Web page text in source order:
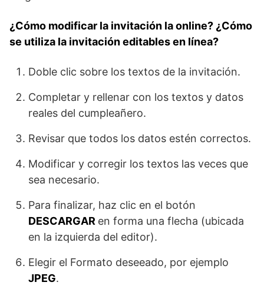
¿Cómo modificar la invitación la online? ¿Cómo
se utiliza la invitación editables en línea?
Doble clic sobre los textos de la invitación.
Completar y rellenar con los textos y datos
reales del cumpleañero.
Revisar que todos los datos estén correctos.
Modificar y corregir los textos las veces que
sea necesario.
Para finalizar, haz clic en el botón
DESCARGAR en forma una flecha (ubicada
en la izquierda del editor).
Elegir el Formato deseeado, por ejemplo
JPEG.